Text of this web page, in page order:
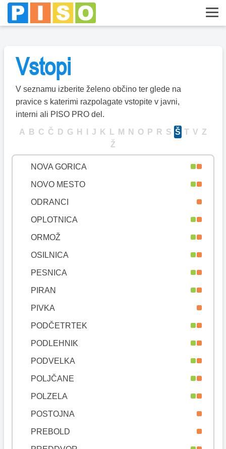
Vstopi
V seznamu izberite želeno občino ter glede na
pravice s katerimi razpolagate vstopite v javni,
interni ali PISO PRO del.
A B C Č D G H J K L M N O P R S Š T V Z
Ž
MISLINJA
MOKRONOG-TREBELNO
MORAVSKE TOPLICE
MOZIRJE
MUTA
NAKLO
NOVA GORICA
NOVO MESTO
ODRANCI
OPLOTNICA
ORMOŽ
OSILNICA
PESNICA
PIRAN
PIVKA
PODČETRTEK
PODLEHNIK
PODVELKA
POLJČANE
POLZELA
POSTOJNA
PREBOLD